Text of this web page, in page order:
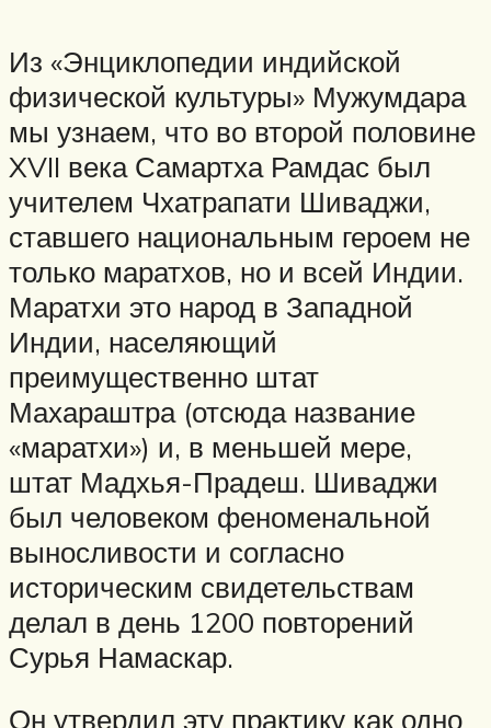
Из «Энциклопедии индийской
физической культуры» Мужумдара
мы узнаем, что во второй половине
XVII века Самартха Рамдас был
учителем Чхатрапати Шиваджи,
ставшего национальным героем не
только маратхов, но и всей Индии.
Маратхи это народ в Западной
Индии, населяющий
преимущественно штат
Махараштра (отсюда название
«маратхи») и, в меньшей мере,
штат Мадхья-Прадеш. Шиваджи
был человеком феноменальной
выносливости и согласно
историческим свидетельствам
делал в день 1200 повторений
Сурья Намаскар.
Он утвердил эту практику как одно